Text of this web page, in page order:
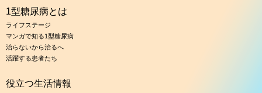
1型糖尿病とは
ライフステージ
マンガで知る1型糖尿病
治らないから治るへ
活躍する患者たち
役立つ生活情報